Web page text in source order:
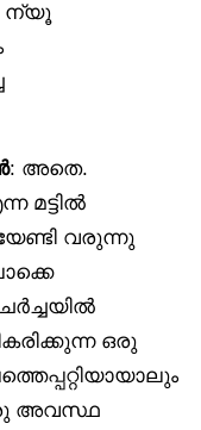
ന്യൂ
: അതെ.
മട്ടിൽ
വരുന്നു
ഒരു
ഒരു അവസ്ഥ